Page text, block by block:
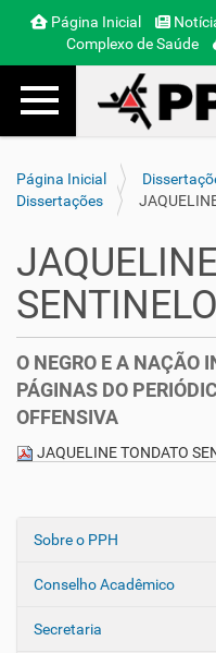
Página Inicial
Complexo de Saúde
Toggle navigation
Página Inicial
Dissertações
N
e
Sobre o PPH
Conselho Acadêmico
Secretaria
SENTINELO
O NEGRO E A NAÇÃO
PÁGINAS DO
OFFENSIVA
JAQUELINE TONDATO